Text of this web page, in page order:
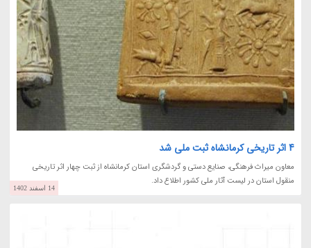
4 اثر تاریخی کرمانشاه ثبت ملی شد
معاون میراث فرهنگی، صنایع دستی و گردشگری استان کرمانشاه از ثبت چهار اثر تاریخی
منقول استان در لیست آثار ملی کشور اطلاع داد.
14 اسفند 1402